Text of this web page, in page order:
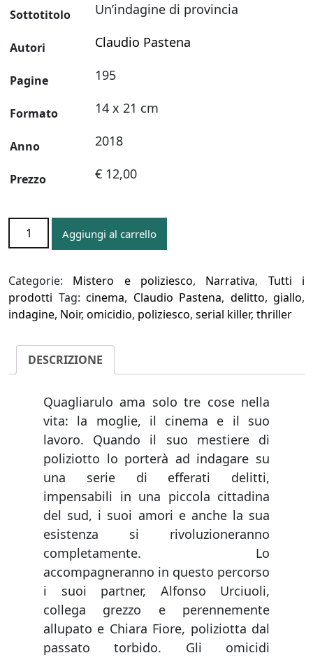
Sottotitolo
Un’indagine di provincia
Autori Claudio Pastena
Pagine 195
Formato 14 x 21 cm
Anno 2018
Prezzo € 12,00
OGNI
UOMO
CIÒ
CHE
AMA
quantità
Aggiungi al carrello
Categorie: Mistero e poliziesco, Narrativa, Tutti i
prodotti Tag: cinema, Claudio Pastena, delitto, giallo,
indagine, Noir, omicidio, poliziesco, serial killer, thriller
DESCRIZIONE
Quagliarulo ama solo tre cose nella
vita: la moglie, il cinema e il suo
lavoro. Quando il suo mestiere di
poliziotto lo porterà ad indagare su
una serie di efferati delitti,
impensabili in una piccola cittadina
del sud, i suoi amori e anche la sua
esistenza si rivoluzioneranno
completamente. Lo
accompagneranno in questo percorso
i suoi partner, Alfonso Urciuoli,
collega grezzo e perennemente
allupato e Chiara Fiore, poliziotta dal
passato torbido. Gli omicidi